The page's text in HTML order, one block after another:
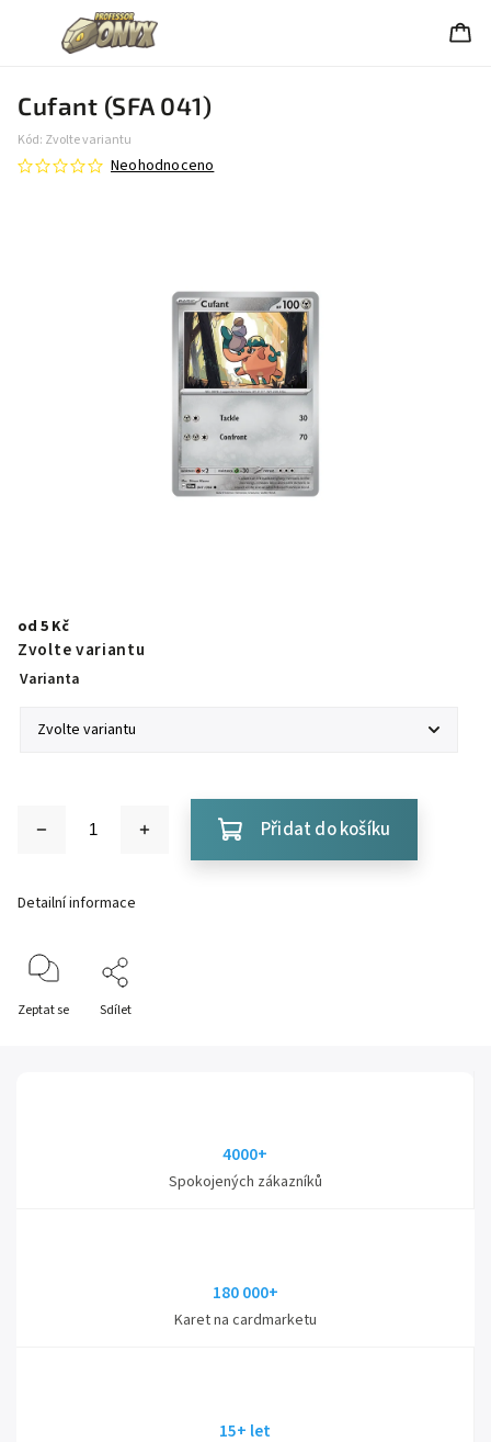
Cufant (SFA 041)
Kód: Zvolte variantu
Neohodnoceno
od 5 Kč
Zvolte variantu
Varianta
Přidat do košíku
Detailní informace
Zeptat se Sdílet
4000+
Spokojených zákazníků
180 000+
Karet na cardmarketu
15+ let